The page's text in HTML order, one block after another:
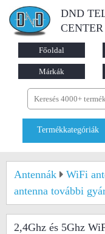
DND
Főoldal
Márkák
Termékkategóriák
Antennák WiFi
antenna további
2,4Ghz és 5Ghz